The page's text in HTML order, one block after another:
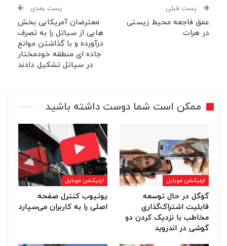
پست قبلی
عمق فاجعه محیط زیستی
در هرات
پست بعدی
معترضان آمریکایی بخش
هایی از سیاتل را به تصرف
درآورده و با گذاشتن موانع
جاده ای منطقه خودمختار
در سیاتل تشکیل دادند
ممکن است شما دوست داشته باشید
اپلیکشن موبایل
گوگل در حال توسعه
قابلیت اشتراک‌گذاری
مخاطب با نزدیک کردن دو
گوشی در اندروید
اپلیکشن موبایل
یوتیوب کنترل صفحه
اصلی را به کاربران می‌سپارد